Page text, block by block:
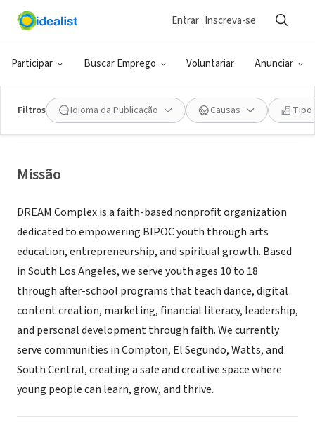
Participar Buscar Emprego Voluntariar Anunciar
Entrar Inscreva-se
Filtros Idioma da Publicação Causas Tipo
ONG (SETOR SOCIAL)
DREAM Complex Inc
Missão
DREAM Complex is a faith-based nonprofit organization
dedicated to empowering BIPOC youth through arts
education, entrepreneurship, and spiritual growth. Based
in South Los Angeles, we serve youth ages 10 to 18
through after-school programs that teach dance, digital
content creation, marketing, financial literacy, leadership,
and personal development through faith. We currently
serve communities in Compton, El Segundo, Watts, and
South Central, creating a safe and creative space where
young people can learn, grow, and thrive.